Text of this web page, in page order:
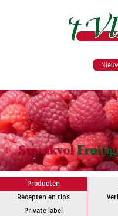
Producten
Recepten en tips
Private label